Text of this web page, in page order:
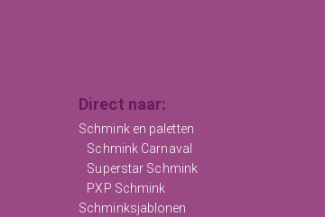
Direct naar:
Schmink en paletten
Schmink Carnaval
Superstar Schmink
PXP Schmink
Schminksjablonen